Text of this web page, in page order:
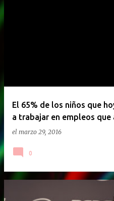
E
n
d
El 65% de los niños que
a trabajar en empleos que
el marzo 29, 2016
0